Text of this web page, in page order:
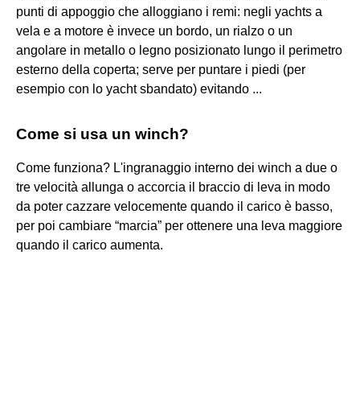
punti di appoggio che alloggiano i remi: negli yachts a
vela e a motore è invece un bordo, un rialzo o un
angolare in metallo o legno posizionato lungo il perimetro
esterno della coperta; serve per puntare i piedi (per
esempio con lo yacht sbandato) evitando ...
Come si usa un winch?
Come funziona? L'ingranaggio interno dei winch a due o
tre velocità allunga o accorcia il braccio di leva in modo
da poter cazzare velocemente quando il carico è basso,
per poi cambiare “marcia” per ottenere una leva maggiore
quando il carico aumenta.